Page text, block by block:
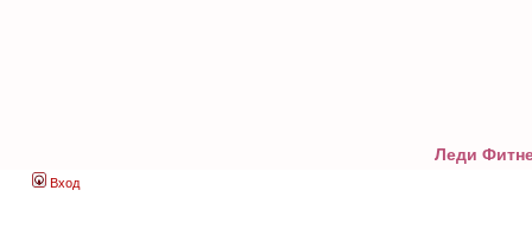
Леди
Вход